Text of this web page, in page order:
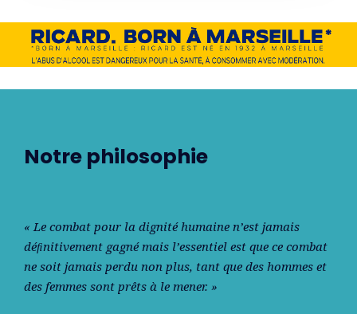
Notre philosophie
« Le combat pour la dignité humaine n’est jamais
déﬁnitivement gagné mais l’essentiel est que ce combat
ne soit jamais perdu non plus, tant que des hommes et
des femmes sont prêts à le mener. »